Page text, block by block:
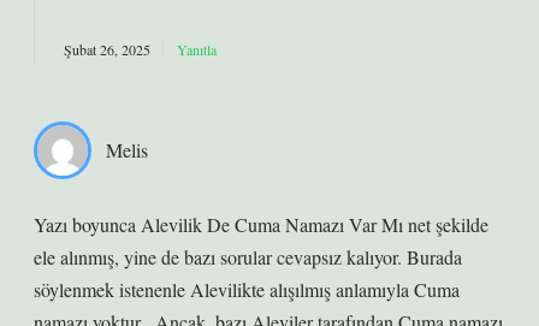
Şubat 26, 2025 Yanıtla
Melis
Yazı boyunca Alevilik De Cuma Namazı Var Mı net şekilde
ele alınmış, yine de bazı sorular cevapsız kalıyor. Burada
söylenmek istenenle Alevilikte alışılmış anlamıyla Cuma